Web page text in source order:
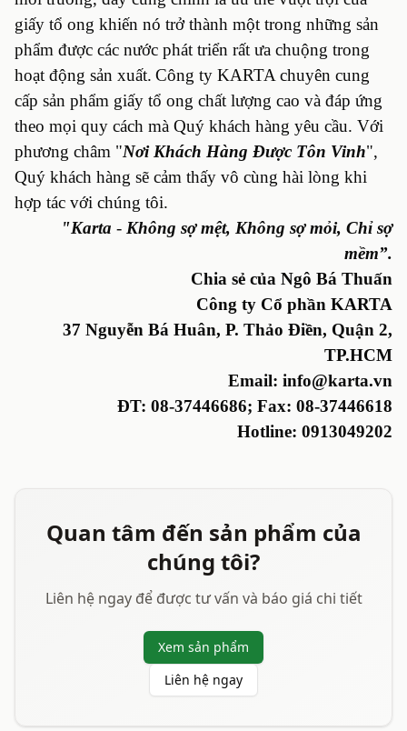
giấy tổ ong khiến nó trở thành một trong những sản
phẩm được các nước phát triển rất ưa chuộng trong
hoạt động sản xuất. Công ty KARTA chuyên cung
cấp sản phẩm giấy tổ ong chất lượng cao và đáp ứng
theo mọi quy cách mà Quý khách hàng yêu cầu. Với
phương châm "Nơi Khách Hàng Được Tôn Vinh",
Quý khách hàng sẽ cảm thấy vô cùng hài lòng khi
hợp tác với chúng tôi.
"Karta - Không sợ mệt, Không sợ mỏi, Chỉ sợ
mềm”.
Chia sẻ của Ngô Bá Thuấn
Công ty Cổ phần KARTA
37 Nguyễn Bá Huân, P. Thảo Điền, Quận 2,
TP.HCM
Email: info@karta.vn
ĐT: 08-37446686; Fax: 08-37446618
Hotline: 0913049202
Quan tâm đến sản phẩm của
chúng tôi?
Liên hệ ngay để được tư vấn và báo giá chi tiết
Xem sản phẩm
Liên hệ ngay